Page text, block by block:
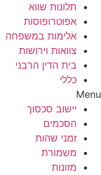
תלונות שווא
אפוטרופוסות
אלימות במשפחה
צוואות וירושות
בית הדין הרבני
כללי
Menu
יישוב סכסוך
הסכמים
זמני שהות
משמורת
מזונות